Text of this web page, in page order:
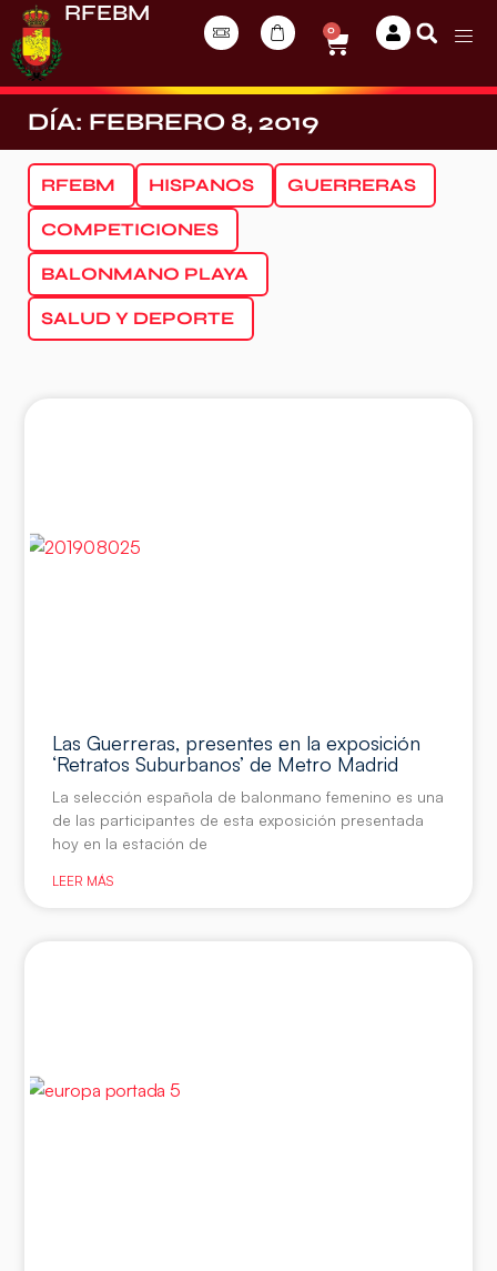
RFEBM
0
DÍA: FEBRERO 8, 2019
RFEBM HISPANOS GUERRERAS
COMPETICIONES
BALONMANO PLAYA
SALUD Y DEPORTE
Las Guerreras, presentes en la exposición
‘Retratos Suburbanos’ de Metro Madrid
La selección española de balonmano femenino es una
de las participantes de esta exposición presentada
hoy en la estación de
LEER MÁS